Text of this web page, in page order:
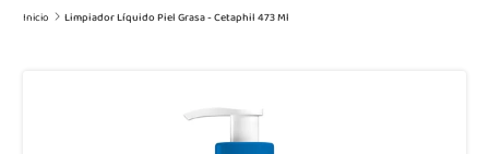
Inicio Limpiador Líquido Piel Grasa - Cetaphil 473 Ml